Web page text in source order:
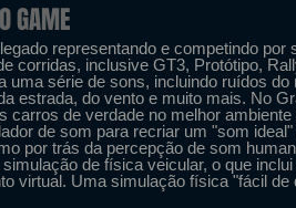
GAME
representando e competindo
corridas, inclusive GT3, Protótipo,
uma série de sons, incluindo ruídos
estrada, do vento e muito mais. No
carros de verdade no melhor
de som para recriar um "som
por trás da percepção de som
de física veicular, o que
virtual. Uma simulação física "fácil